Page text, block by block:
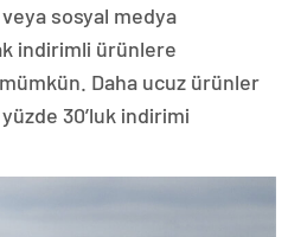
sosyal medya
indirimli ürünlere
Daha ucuz ürünler
30’luk indirimi